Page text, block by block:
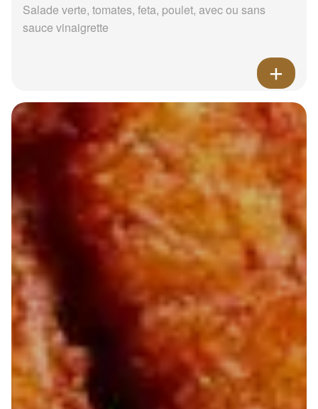
Salade verte, tomates, feta, poulet, avec ou sans
sauce vinaigrette